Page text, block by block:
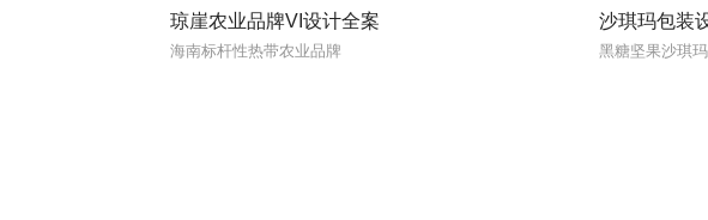
琼崖农业品牌VI设计全案
海南标杆性热带农业品牌
沙琪玛包装
黑糖坚果沙琪